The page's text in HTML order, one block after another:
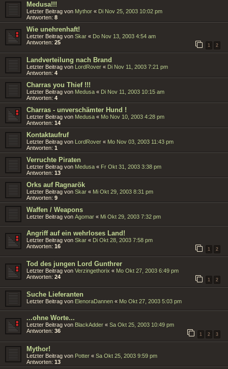
Medusa!!!
Letzter Beitrag von Mythor « Di Nov 25, 2003 10:02 pm
Antworten: 8
Wie unehrenhaft!
Letzter Beitrag von Skar « Do Nov 13, 2003 4:54 am
Antworten: 25
1 2
Landverteilung nach Brand
Letzter Beitrag von LordRover « Di Nov 11, 2003 7:21 pm
Antworten: 4
Charras you Thief !!!
Letzter Beitrag von Medusa « Di Nov 11, 2003 10:15 am
Antworten: 4
Charras - unverschämter Hund !
Letzter Beitrag von Medusa « Mo Nov 10, 2003 4:28 pm
Antworten: 14
Kontaktaufruf
Letzter Beitrag von LordRover « Mo Nov 03, 2003 11:43 pm
Antworten: 1
Verruchte Piraten
Letzter Beitrag von Medusa « Fr Okt 31, 2003 3:38 pm
Antworten: 13
Orks auf Ragnarök
Letzter Beitrag von Skar « Mi Okt 29, 2003 8:31 pm
Antworten: 9
Waffen / Weapons
Letzter Beitrag von Agomar « Mi Okt 29, 2003 7:32 pm
Angriff auf ein wehrloses Land!
Letzter Beitrag von Skar « Di Okt 28, 2003 7:58 pm
Antworten: 16
1 2
Tod des jungen Lord Gunthrer
Letzter Beitrag von Verzingethorix « Mo Okt 27, 2003 6:49 pm
Antworten: 24
1 2
Suche Lieferanten
Letzter Beitrag von ElenoraDannen « Mo Okt 27, 2003 5:03 pm
...ohne Worte...
Letzter Beitrag von BlackAdder « Sa Okt 25, 2003 10:49 pm
Antworten: 36
1 2 3
Mythor!
Letzter Beitrag von Potter « Sa Okt 25, 2003 9:59 pm
Antworten: 13